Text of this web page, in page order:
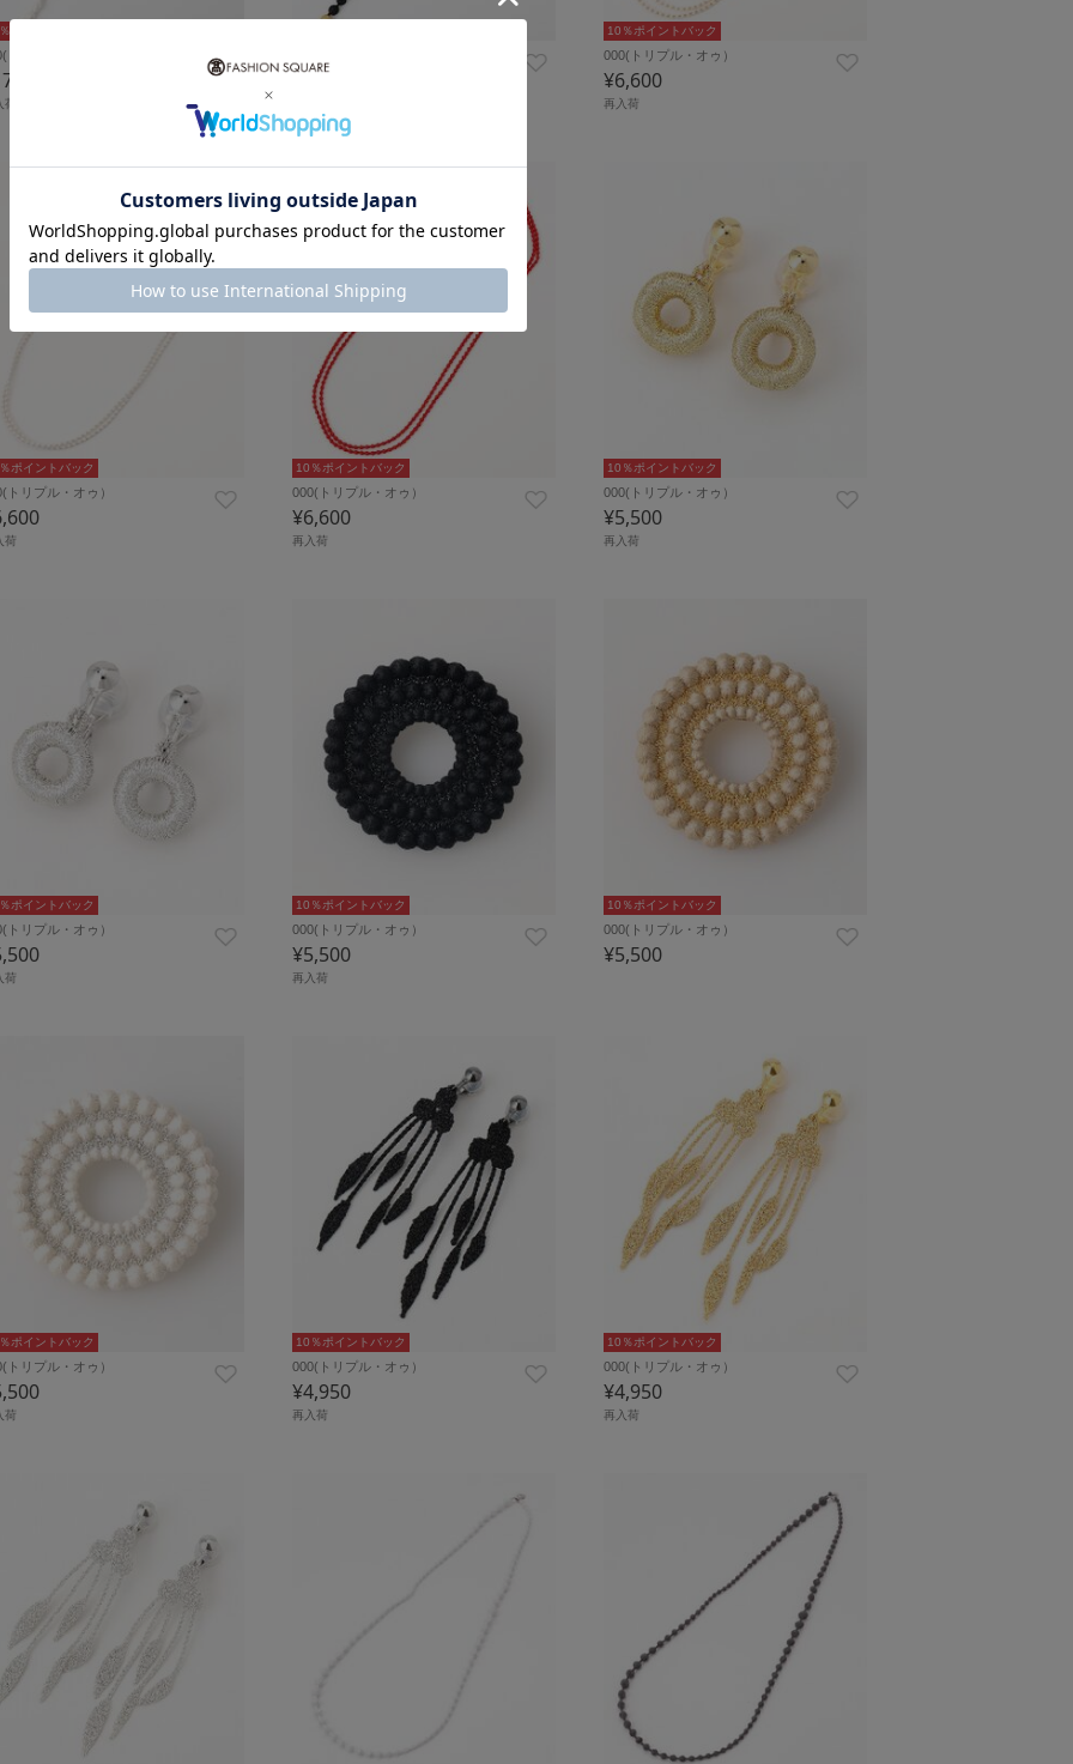
ポイントバック
トリプル・オゥ）
荷
¥17,600
10％ポイントバック
000(トリプル・オゥ）
¥6,600
再入荷
ポイントバック
トリプル・オゥ）
荷
10％ポイントバック
000(トリプル・オゥ）
¥6,600
再入荷
10％ポイントバック
000(トリプル・オゥ）
¥5,500
再入荷
ポイントバック
トリプル・オゥ）
荷
10％ポイントバック
000(トリプル・オゥ）
¥5,500
再入荷
10％ポイントバック
000(トリプル・オゥ）
¥5,500
ポイントバック
トリプル・オゥ）
荷
10％ポイントバック
000(トリプル・オゥ）
¥4,950
再入荷
10％ポイントバック
000(トリプル・オゥ）
¥4,950
再入荷